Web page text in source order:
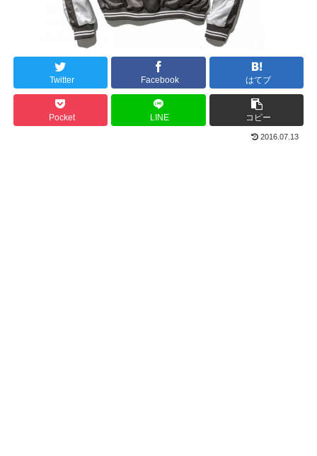
Twitter Facebook はてブ
Pocket LINE コピー
2016.07.13